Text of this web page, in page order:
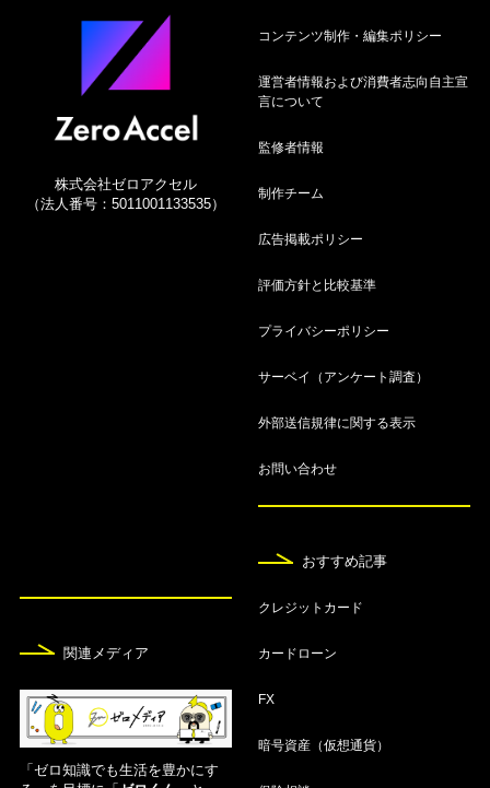
海外旅行保険付きおすすめクレジットカード13
選！自動付帯や使い方を解説
8月7日
費無料も紹介
【2026年】プラチナカードおすすめ比較23選！コ
クレジットカードおすすめ人気ランキング36選！
【2026年8月】仮想通貨・ビットコインおすすめ
仮想通貨取引所おすすめ16選！人気比較ランキン
グ【2026年8月】
8月7日
株式会社ゼロアクセル
（法人番号：5011001133535）
コンテンツ制作・編集ポリシー
運営者情報および消費者志向自主宣
言について
監修者情報
制作チーム
広告掲載ポリシー
評価方針と比較基準
プライバシーポリシー
サーベイ（アンケート調査）
外部送信規律に関する表示
お問い合わせ
おすすめ記事
クレジットカード
カードローン
FX
暗号資産（仮想通貨）
関連メディア
「ゼロ知識でも生活を豊かにす